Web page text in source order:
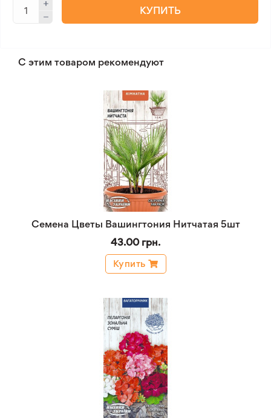
КУПИТЬ
С этим товаром рекомендуют
Семена Цветы Вашингтония Нитчатая 5шт
43.00 грн.
Купить